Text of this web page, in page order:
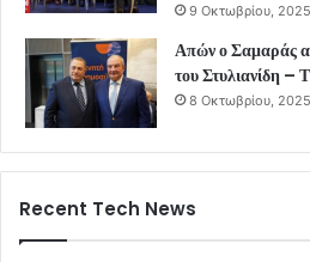
9 Οκτωβρίου, 2025
Απών ο Σαμαράς
του Στυλιανίδη –
8 Οκτωβρίου, 2025
Recent Tech News